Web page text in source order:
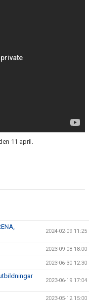
11 april.
2024-02-09 11:25
2023-09-08 18:00
2023-06-30 12:30
2023-06-19 17:04
2023-05-12 15:00